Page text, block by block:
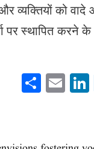
व्यक्तियों को
पर स्थापित करने के
T
wi
r
Li
nk
In
E
m